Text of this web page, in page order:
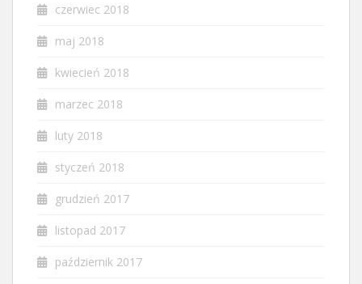
czerwiec 2018
maj 2018
kwiecień 2018
marzec 2018
luty 2018
styczeń 2018
grudzień 2017
listopad 2017
październik 2017